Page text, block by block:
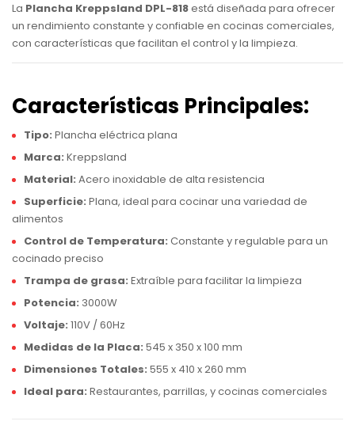
La Plancha Kreppsland DPL-818está diseñada para ofrecer
un rendimiento constante y confiable en cocinas comerciales,
con características que facilitan el control y la limpieza.
Características Principales:
Tipo: Plancha eléctrica plana
Marca: Kreppsland
Material: Acero inoxidable de alta resistencia
Superficie: Plana, ideal para cocinar una variedad de
alimentos
Control de Temperatura: Constante y regulable para un
cocinado preciso
Trampa de grasa: Extraíble para facilitar la limpieza
Potencia: 3000W
Voltaje: 110V / 60Hz
Medidas de la Placa: 545 x 350 x 100 mm
Dimensiones Totales: 555 x 410 x 260 mm
Ideal para: Restaurantes, parrillas, y cocinas comerciales